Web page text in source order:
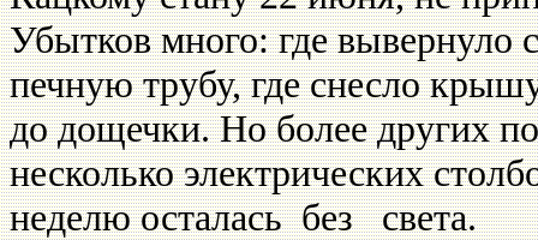
Убытков много: где вы­вернуло
печную трубу, где снесло
до дощеч­ки. Но более других
несколько электрических
неделю осталась без света.